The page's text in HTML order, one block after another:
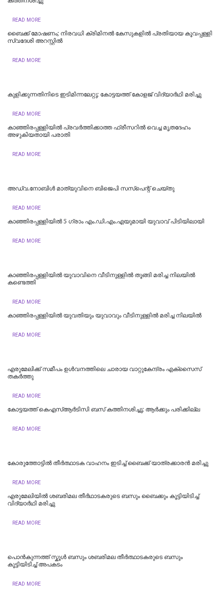
READ MORE
ബൈക്ക് മോഷണം; നിരവധി ക്രിമിനൽ കേസുകളിൽ പ്രതിയായ കൂവപ്പള്ളി
സ്വദേശി അറസ്റ്റിൽ
READ MORE
കുളിക്കുന്നതിനിടെ ഇടിമിന്നലേറ്റു; കോട്ടയത്ത് കോളജ് വിദ്യാര്‍ഥി മരിച്ചു
READ MORE
കാഞ്ഞിരപ്പള്ളിയില്‍ പ്രവർത്തിക്കാത്ത ഫ്രീസറിൽ വെച്ച മൃതദേഹം
അഴുകിയതായി പരാതി
READ MORE
അഡ്വ.നോബിൾ മാത്യുവിനെ ബിജെപി സസ്പെന്റ് ചെയ്തു
READ MORE
കാഞ്ഞിരപ്പള്ളിയിൽ 5 ഗ്രാം എം.ഡി.എം.എയുമായി യുവാവ് പിടിയിലായി
READ MORE
കാഞ്ഞിരപ്പള്ളിയിൽ യുവാവിനെ വീടിനുള്ളിൽ തൂങ്ങി മരിച്ച നിലയിൽ
കണ്ടെത്തി
READ MORE
കാഞ്ഞിരപ്പള്ളിയിൽ യുവതിയും യുവാവും വീടിനുള്ളിൽ മരിച്ച നിലയിൽ
READ MORE
എരുമേലിക്ക് സമീപം ഉള്‍വനത്തിലെ ചാരായ വാറ്റുകേന്ദ്രം എക്‌സൈസ്
തകര്‍ത്തു
READ MORE
കോട്ടയത്ത് കെഎസ്ആർടിസി ബസ് കത്തിനശിച്ചു; ആർക്കും പരിക്കില്ല
READ MORE
കോരുത്തോട്ടിൽ തീർത്ഥാടക വാഹനം ഇടിച്ച് ബൈക്ക് യാത്രക്കാരൻ മരിച്ചു
READ MORE
എരുമേലിയിൽ ശബരിമല തീർഥാടകരുടെ ബസും ബൈക്കും കൂട്ടിയിടിച്ച്
വിദ്യാർഥി മരിച്ചു
READ MORE
പൊൻകുന്നത്ത് സ്കൂൾ ബസും ശബരിമല തീർത്ഥാടകരുടെ ബസും
കൂട്ടിയിടിച്ച് അപകടം
READ MORE